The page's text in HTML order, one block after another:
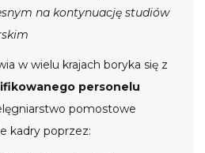
na kontynuację studiów
w wielu krajach boryka się z
personelu
pomostowe
kadry poprzez: